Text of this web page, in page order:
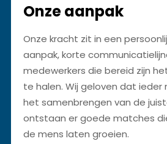
Onze aanpak
Onze kracht zit in een
aanpak, korte
medewerkers die bereid zijn
te halen. Wij geloven dat ieder
het samenbrengen van de
ontstaan er goede matches
de mens laten groeien.